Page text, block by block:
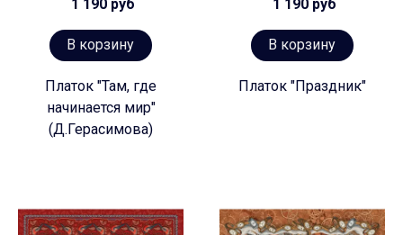
1 190 руб
В корзину
Платок "Там, где
начинается мир"
(Д.Герасимова)
1 190 руб
В корзину
Платок "Праздник"